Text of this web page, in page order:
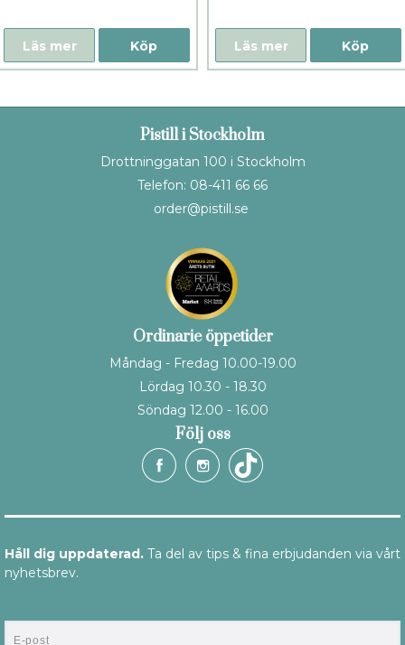
Köp
Läs mer Köp
Läs mer
Pistill i Stockholm
Drottninggatan 100 i Stockholm
Telefon: 08-411 66 66
order@pistill.se
Ordinarie öppetider
Måndag - Fredag 10.00-19.00
Lördag 10.30 - 18.30
Söndag 12.00 - 16.00
Följ oss
Håll dig uppdaterad. Ta del av tips & fina erbjudanden via vårt
nyhetsbrev.